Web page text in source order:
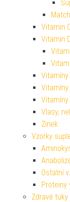
Vitamin
Vitamin
Vlasy,
Zinek
Vzorky
Ostatní
Proteiny
Zdravé tuky